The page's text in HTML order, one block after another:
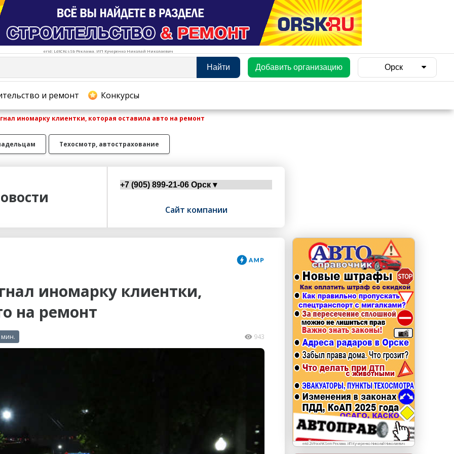
erid: LdtCKcsSb Реклама. ИП Кучеренко Николай Николаевич
Найти Добавить организацию Орск
и ремонт Конкурсы
erid: LdtCKJjWj Реклама. ИП Кучеренко Николай
Николаевич
иномарку клиентки, которая оставила авто на ремонт
Техосмотр, автострахование
Сайт компании
иномарку клиентки,
на ремонт
мин. 943
erid:2VfnxxhKSem Реклама. ИП Кучеренко Николай Николаевич